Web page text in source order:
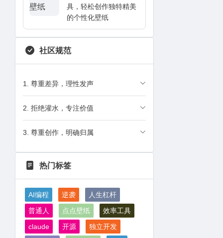
具，轻松创作独特精美
的个性化壁纸
社区规范
1. 尊重差异，理性发声
2. 拒绝灌水，专注价值
3. 尊重创作，明确归属
热门标签
AI编程 逆袭
人生杠杆
普通人
点点壁纸
效率工具
claude
开源
独立开发